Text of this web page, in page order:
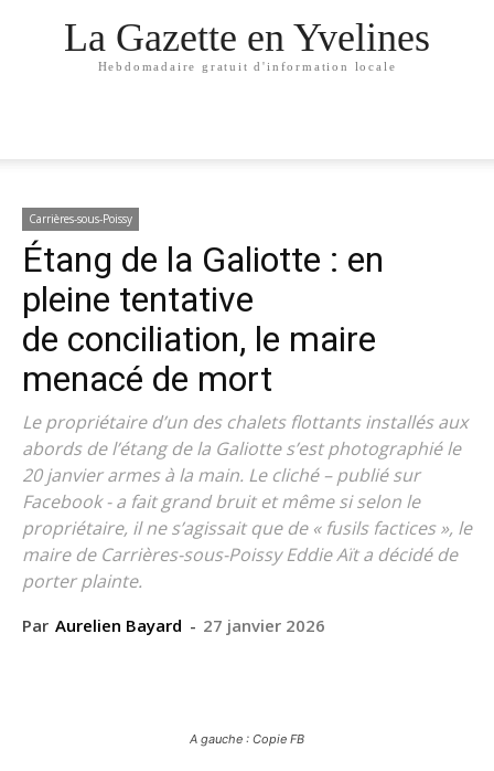
La Gazette en Yvelines
Hebdomadaire gratuit d'information locale
Carrières-sous-Poissy
Étang de la Galiotte : en
pleine tentative
de conciliation, le maire
menacé de mort
Le propriétaire d’un des chalets flottants installés aux
abords de l’étang de la Galiotte s’est photographié le
20 janvier armes à la main. Le cliché – publié sur
Facebook - a fait grand bruit et même si selon le
propriétaire, il ne s’agissait que de « fusils factices », le
maire de Carrières-sous-Poissy Eddie Aït a décidé de
porter plainte.
Par Aurelien Bayard - 27 janvier 2026
A gauche : Copie FB